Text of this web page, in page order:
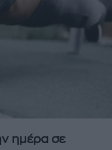
ημέρα σε